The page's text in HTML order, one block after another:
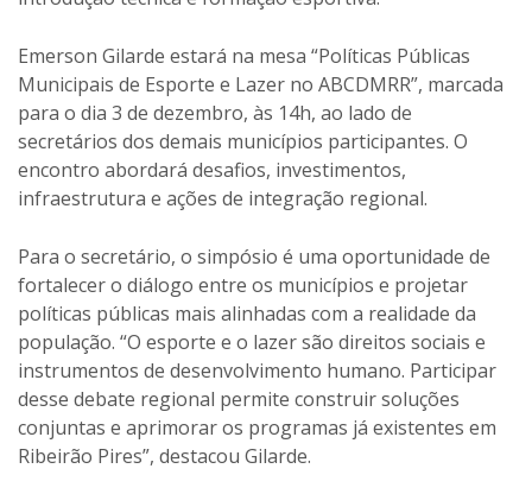
Emerson Gilarde estará na mesa “Políticas Públicas
Municipais de Esporte e Lazer no ABCDMRR”, marcada
para o dia 3 de dezembro, às 14h, ao lado de
secretários dos demais municípios participantes. O
encontro abordará desafios, investimentos,
infraestrutura e ações de integração regional.
Para o secretário, o simpósio é uma oportunidade de
fortalecer o diálogo entre os municípios e projetar
políticas públicas mais alinhadas com a realidade da
população. “O esporte e o lazer são direitos sociais e
instrumentos de desenvolvimento humano. Participar
desse debate regional permite construir soluções
conjuntas e aprimorar os programas já existentes em
Ribeirão Pires”, destacou Gilarde.